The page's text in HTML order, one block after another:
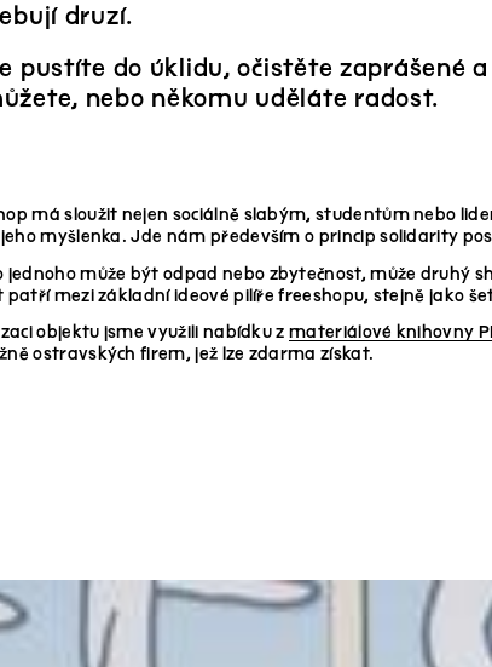
druzí.
pustíte do úklidu, očistěte zaprášené
nebo někomu uděláte radost.
má sloužit nejen sociálně slabým, studentům nebo
myšlenka. Jde nám především o princip solidarity
jednoho může být odpad nebo zbytečnost, může druhý
patří mezi základní ideové pilíře freeshopu, stejně jako
objektu jsme využili nabídku zmateriálové knihovny
ostravských firem, jež lze zdarma získat.